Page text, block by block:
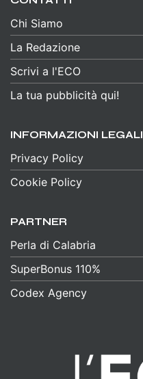
Chi Siamo
La Redazione
Scrivi a l'ECO
La tua pubblicità qui!
INFORMAZIONI LEGALI
Privacy Policy
Cookie Policy
PARTNER
Perla di Calabria
SuperBonus 110%
Codex Agency